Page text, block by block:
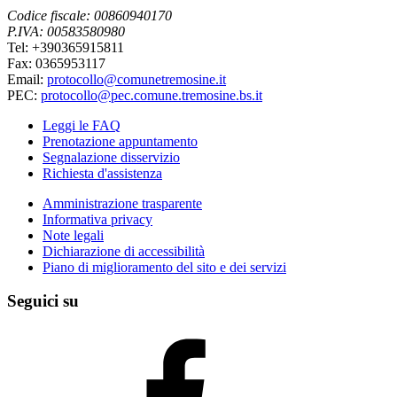
Codice fiscale: 00860940170
P.IVA: 00583580980
Tel: +390365915811
Fax: 0365953117
Email: protocollo@comunetremosine.it
PEC: protocollo@pec.comune.tremosine.bs.it
Leggi le FAQ
Prenotazione appuntamento
Segnalazione disservizio
Richiesta d'assistenza
Amministrazione trasparente
Informativa privacy
Note legali
Dichiarazione di accessibilità
Piano di miglioramento del sito e dei servizi
Seguici su